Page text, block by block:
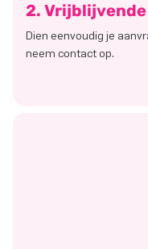
2.
Dien eenvoudig je
neem contact op.